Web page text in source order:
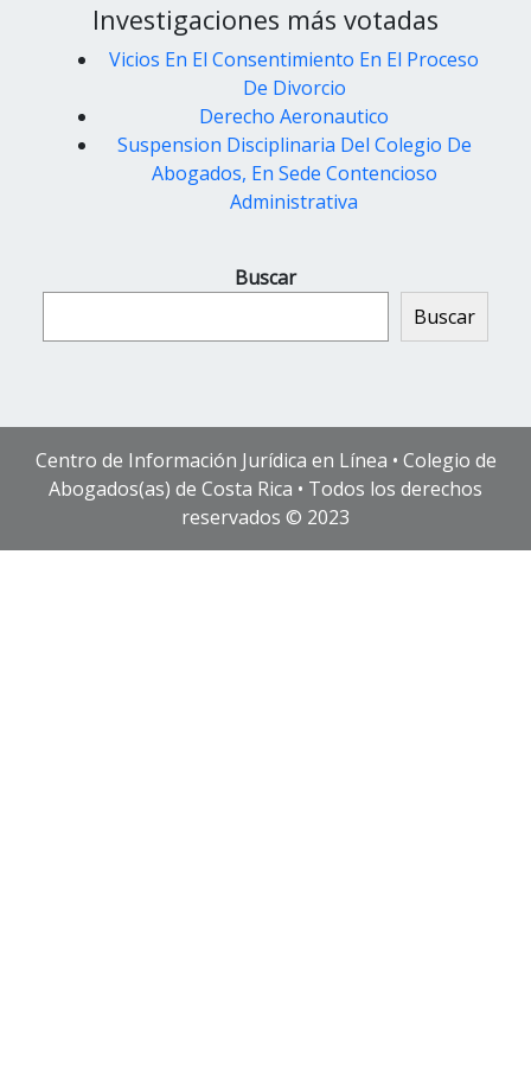
Investigaciones más votadas
Vicios En El Consentimiento En El Proceso
De Divorcio
Derecho Aeronautico
Suspension Disciplinaria Del Colegio De
Abogados, En Sede Contencioso
Administrativa
Buscar
Buscar
Centro de Información Jurídica en Línea • Colegio de
Abogados(as) de Costa Rica • Todos los derechos
reservados © 2023